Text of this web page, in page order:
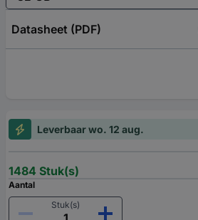
Datasheet (PDF)
Leverbaar wo. 12 aug.
1484 Stuk(s)
Aantal
Stuk(s)